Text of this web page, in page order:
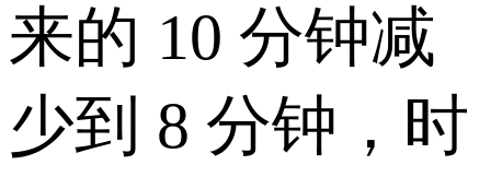
来的 10 分钟减
少到 8 分钟，时